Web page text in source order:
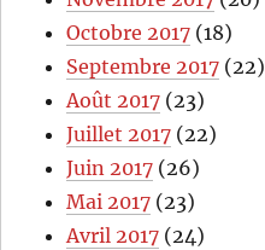
Octobre 2017 (18)
Septembre 2017 (22)
Août 2017 (23)
Juillet 2017 (22)
Juin 2017 (26)
Mai 2017 (23)
Avril 2017 (24)